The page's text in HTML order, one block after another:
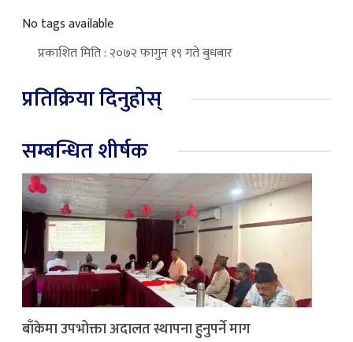
No tags available
प्रकाशित मिति : २०७२ फागुन १९ गते बुधबार
प्रतिक्रिया दिनुहोस्
सम्बन्धित शीर्षक
बाँकेमा उपभोक्ता अदालत स्थापना हुनुपर्ने माग